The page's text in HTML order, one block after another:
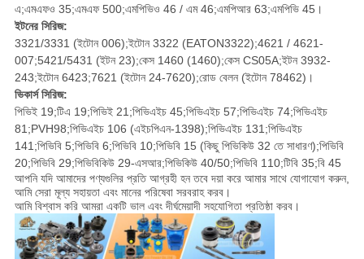
এ;এমএফও 35;এমএফ 500;এমপিভিও 46 / এম 46;এমপিআর 63;এমপিভি 45।
ইটনের সিরিজ:
3321/3331 (ইটোন 006);ইটোন 3322 (EATON3322);4621 / 4621-
007;5421/5431 (ইটন 23);কেস 1460 (1460);কেস CS05A;ইটন 3932-
243;ইটোন 6423;7621 (ইটোন 24-7620);রোড বেলন (ইটোন 78462)।
ভিকার্স সিরিজ:
পিভিই 19;টিএ 19;পিভিই 21;পিভিএইচ 45;পিভিএইচ 57;পিভিএইচ 74;পিভিএইচ
81;PVH98;পিভিএইচ 106 (এইচপিএন-1398);পিভিএইচ 131;পিভিএইচ
141;পিভিবি 5;পিভিবি 6;পিভিবি 10;পিভিবি 15 (কিছু পিভিকিউ 32 তে সাধারণ);পিভিবি
20;পিভিবি 29;পিভিবিকিউ 29-এসআর;পিভিকিউ 40/50;পিভিবি 110;টিবি 35;বি 45
আপনি যদি আমাদের পণ্যগুলির প্রতি আগ্রহী হন তবে দয়া করে আমার সাথে যোগাযোগ করুন,
আমি সেরা মূল্য সহায়তা এবং মানের পরিষেবা সরবরাহ করব।
আমি বিশ্বাস করি আমরা একটি ভাল এবং দীর্ঘমেয়াদী সহযোগিতা প্রতিষ্ঠা করব।